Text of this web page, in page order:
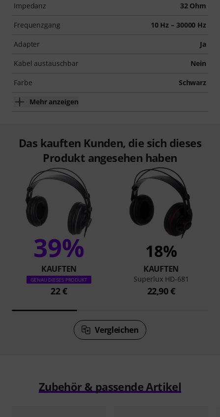
Impedanz 32 Ohm
Frequenzgang 10 Hz – 30000 Hz
Adapter Ja
Kabel austauschbar Nein
Farbe Schwarz
Mehr anzeigen
Das kauften Kunden, die sich dieses
Produkt angesehen haben
39%
KAUFTEN
GENAU DIESES PRODUKT
22 €
18%
KAUFTEN
Superlux HD-681
22,90 €
Vergleichen
Zubehör & passende Artikel